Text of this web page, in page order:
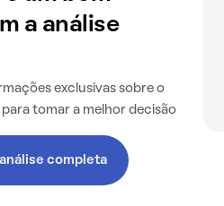
a análise
exclusivas sobre o
tomar a melhor decisão
completa